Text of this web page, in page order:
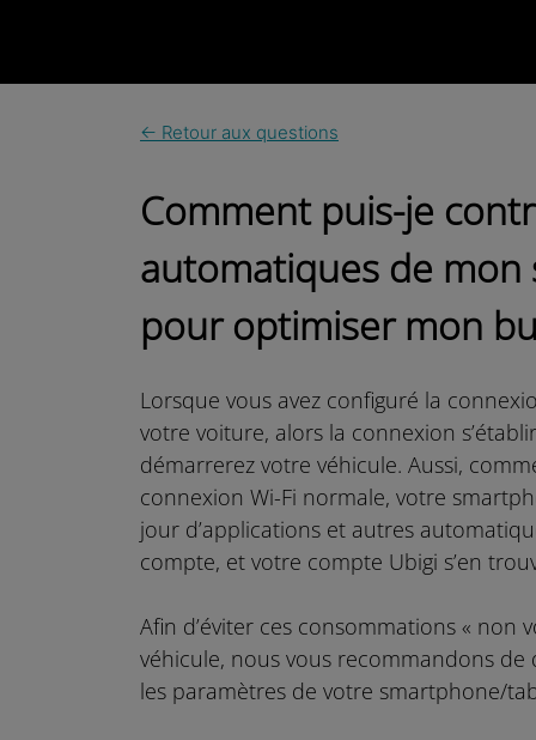
← Retour aux questions
Comment puis-je
automatiques de
pour optimiser mon
Lorsque vous avez configuré la
votre voiture, alors la connexion
démarrerez votre véhicule. Aussi,
connexion Wi-Fi normale, votre
jour d’applications et autres
compte, et votre compte Ubigi s’en
Afin d’éviter ces consommations « non
véhicule, nous vous recommandons
les paramètres de votre smartphone/